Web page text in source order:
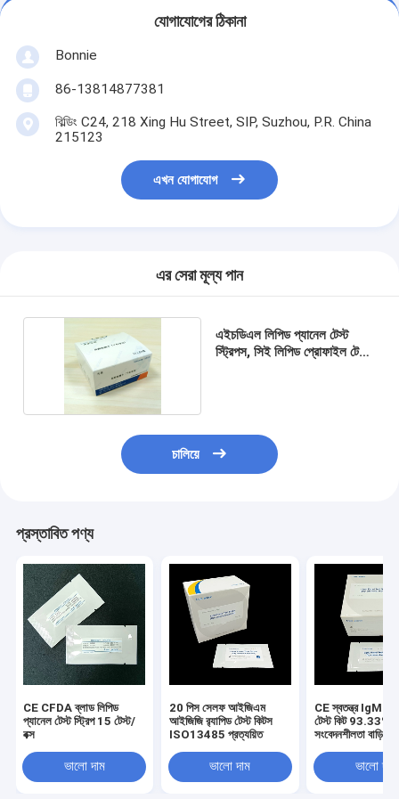
যোগাযোগের ঠিকানা
Bonnie
86-13814877381
বিল্ডিং C24, 218 Xing Hu Street, SIP, Suzhou, P.R. China
215123
এখন যোগাযোগ
এর সেরা মূল্য পান
এইচডিএল লিপিড প্যানেল টেস্ট
স্ট্রিপস, সিই লিপিড প্রোফাইল টেস্ট
চালিয়ে
প্রস্তাবিত পণ্য
CE CFDA ব্লাড লিপিড
প্যানেল টেস্ট স্ট্রিপ 15 টেস্ট/
বক্স
ভালো দাম
20 পিস সেলফ আইজিএম
আইজিজি র‍্যাপিড টেস্ট কিটস
ISO13485 প্রত্যয়িত
ভালো দাম
CE স্বতন্ত্র IgM
টেস্ট কিট 93.33%
সংবেদনশীলতা বাড়ির
ভালো দাম